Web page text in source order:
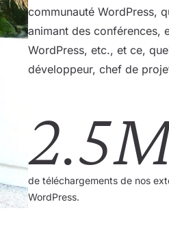
communauté WordPress,
animant des conférences,
WordPress, etc., et ce,
développeur, chef de
de téléchargements de nos
WordPress.